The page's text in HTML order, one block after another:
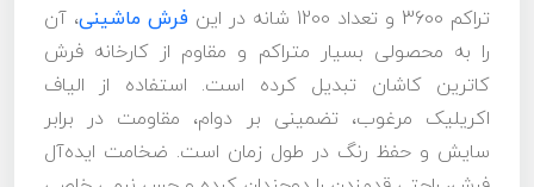
تراکم 3600 و تعداد 1200 شانه در این
فرش ماشینی، آن
را به محصولی بسیار متراکم و مقاوم از کارخانه فرش
کاترین کاشان تبدیل کرده است. استفاده از الیاف
اکریلیک مرغوب، تضمینی بر دوام، مقاومت در برابر
سایش و حفظ رنگ در طول زمان است. ضخامت ایده‌آل